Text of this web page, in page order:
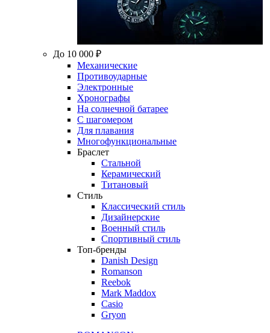
До 10 000 ₽
Механические
Противоударные
Электронные
Хронографы
На солнечной батарее
С шагомером
Для плавания
Многофункциональные
Браслет
Стальной
Керамический
Титановый
Стиль
Классический стиль
Дизайнерские
Военный стиль
Спортивный стиль
Топ-бренды
Danish Design
Romanson
Reebok
Mark Maddox
Casio
Gryon